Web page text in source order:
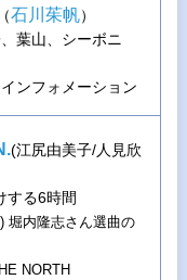
石川茱帆）
葉山、シーボニ
ンフォメーション
(江尻由美子/人見欣
する6時間
) 堀内隆志さん選曲の
NORTH